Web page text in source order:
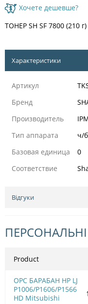
Хочете дешевше?
ТОНЕР SH SF 7800 (210 г)
Характеристики
Артикул
Бренд
Производитель
Тип аппарата
ч/
Базовая единица
0
Соответствие
Відгуки
Product
OPC БАРАБАН HP LJ
P1006/Р1606/Р1566
HD Mitsubishi